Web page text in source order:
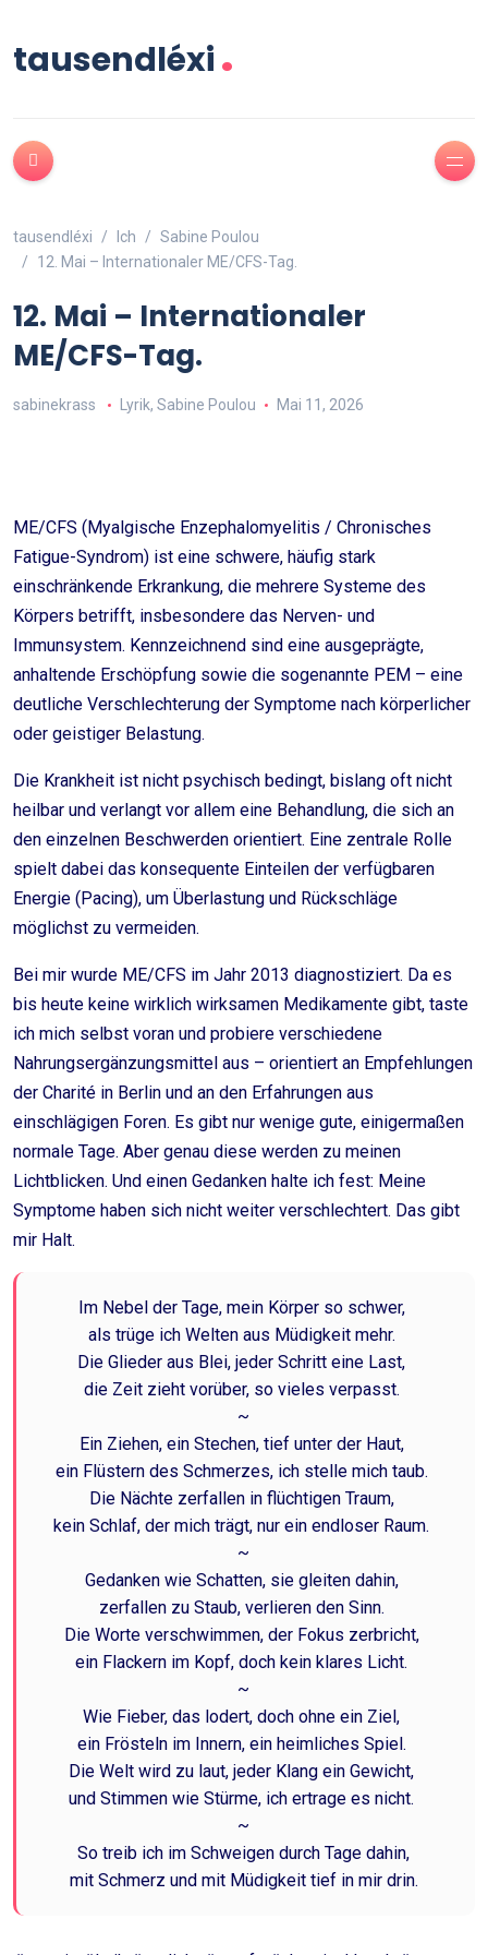
tausendléxi.
tausendléxi Ich
Sabine Poulou
12. Mai – Internationaler ME/CFS-Tag.
12. Mai – Internationaler
ME/CFS-Tag.
sabinekrass Lyrik, Sabine Poulou Mai 11, 2026
ME/CFS (Myalgische Enzephalomyelitis / Chronisches
Fatigue-Syndrom) ist eine schwere, häufig stark
einschränkende Erkrankung, die mehrere Systeme des
Körpers betrifft, insbesondere das Nerven- und
Immunsystem. Kennzeichnend sind eine ausgeprägte,
anhaltende Erschöpfung sowie die sogenannte PEM – eine
deutliche Verschlechterung der Symptome nach körperlicher
oder geistiger Belastung.
Die Krankheit ist nicht psychisch bedingt, bislang oft nicht
heilbar und verlangt vor allem eine Behandlung, die sich an
den einzelnen Beschwerden orientiert. Eine zentrale Rolle
spielt dabei das konsequente Einteilen der verfügbaren
Energie (Pacing), um Überlastung und Rückschläge
möglichst zu vermeiden.
Bei mir wurde ME/CFS im Jahr 2013 diagnostiziert. Da es
bis heute keine wirklich wirksamen Medikamente gibt, taste
ich mich selbst voran und probiere verschiedene
Nahrungsergänzungsmittel aus – orientiert an Empfehlungen
der Charité in Berlin und an den Erfahrungen aus
einschlägigen Foren. Es gibt nur wenige gute, einigermaßen
normale Tage. Aber genau diese werden zu meinen
Lichtblicken. Und einen Gedanken halte ich fest: Meine
Symptome haben sich nicht weiter verschlechtert. Das gibt
mir Halt.
Im Nebel der Tage, mein Körper so schwer,
als trüge ich Welten aus Müdigkeit mehr.
Die Glieder aus Blei, jeder Schritt eine Last,
die Zeit zieht vorüber, so vieles verpasst.
~
Ein Ziehen, ein Stechen, tief unter der Haut,
ein Flüstern des Schmerzes, ich stelle mich taub.
Die Nächte zerfallen in flüchtigen Traum,
kein Schlaf, der mich trägt, nur ein endloser Raum.
~
Gedanken wie Schatten, sie gleiten dahin,
zerfallen zu Staub, verlieren den Sinn.
Die Worte verschwimmen, der Fokus zerbricht,
ein Flackern im Kopf, doch kein klares Licht.
~
Wie Fieber, das lodert, doch ohne ein Ziel,
ein Frösteln im Innern, ein heimliches Spiel.
Die Welt wird zu laut, jeder Klang ein Gewicht,
und Stimmen wie Stürme, ich ertrage es nicht.
~
So treib ich im Schweigen durch Tage dahin,
mit Schmerz und mit Müdigkeit tief in mir drin.